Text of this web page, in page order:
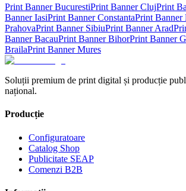
Print BannerBucurestiPrint BannerClujPrint
BannerIasiPrint BannerConstantaPrint Banner
PrahovaPrint Banner SibiuPrint BannerArad
BannerBacauPrint BannerBihorPrint Banner
BrailaPrint BannerMures
Soluții premium de print digital și producție
național.
Producție
Configuratoare
Catalog Shop
Publicitate SEAP
Comenzi B2B